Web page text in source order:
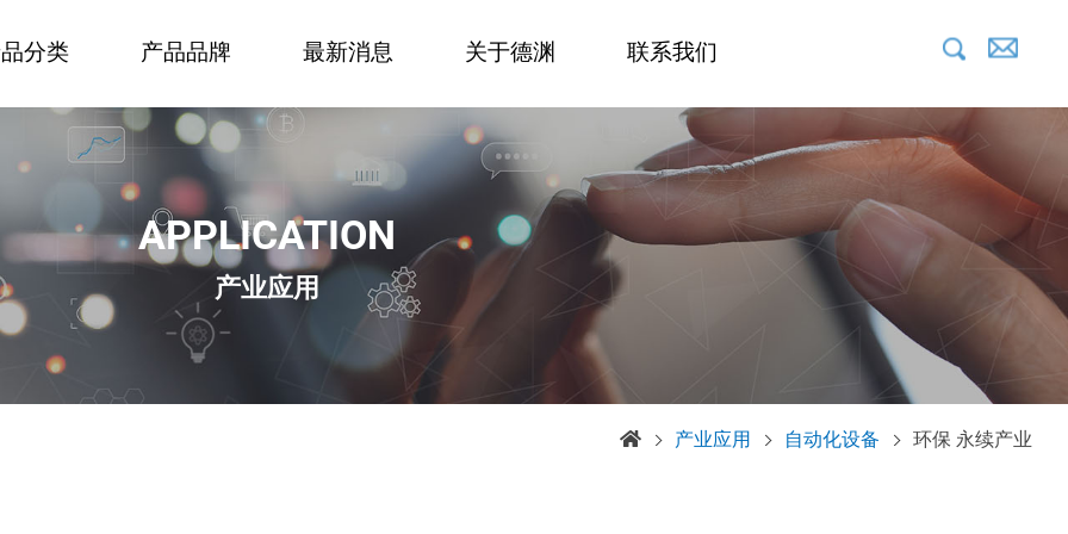
分类 产品品牌 最新消息 关于德渊 联系我们
APPLICATION
产业应用
产业应用 自动化设备 环保 永续产业